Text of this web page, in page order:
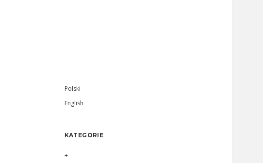
Sidebar
Polski
English
KATEGORIE
+